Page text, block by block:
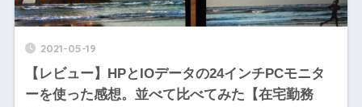
2021-05-19
【レビュー】HPとIOデータの24インチPCモニタ
ーを使った感想。並べて比べてみた【在宅勤務